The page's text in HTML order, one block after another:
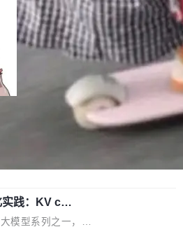
全！ 一、从现在开
人）以及 Oriol Vin
解需求、规划步
挑平台，curl 一行
· GitCode · GitHu
）、macOS / Linu
。 # macOS / Linu
https://solon.noea
CodeArts）
用与价值 在软件工
知识资产的主要载
数十万乃至数百万
调用可承载的上下
扩张与代码历史的
系、接口契约、业
数十乃至数百个文
关联网络。传统的
以触及代码的语义
使用代码智能体在
"代码仓理解"瓶
下简称" CodeBas
AI Coding
）
用与价值 在软件工
知识资产的主要载
数十万乃至数百万
系、接口契约、业
数十乃至数百个文
关联网络。传统的
、目录遍历）仅能
给自己接的私活腾
戏部门的全部核心
城区某科技公司AI
。在公司内部架构
践：KV ca
量提升 4
模型系列之一，但